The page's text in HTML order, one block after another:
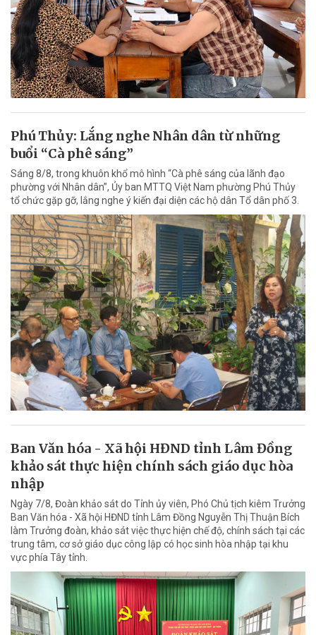
Phú Thủy: Lắng nghe Nhân dân từ những
buổi “Cà phê sáng”
Sáng 8/8, trong khuôn khổ mô hình “Cà phê sáng của lãnh đạo
phường với Nhân dân”, Ủy ban MTTQ Việt Nam phường Phú Thủy
tổ chức gặp gỡ, lắng nghe ý kiến đại diện các hộ dân Tổ dân phố 3.
Ban Văn hóa - Xã hội HĐND tỉnh Lâm Đồng
khảo sát thực hiện chính sách giáo dục hòa
nhập
Ngày 7/8, Đoàn khảo sát do Tỉnh ủy viên, Phó Chủ tịch kiêm Trưởng
Ban Văn hóa - Xã hội HĐND tỉnh Lâm Đồng Nguyễn Thị Thuận Bích
làm Trưởng đoàn, khảo sát việc thực hiện chế độ, chính sách tại các
trung tâm, cơ sở giáo dục công lập có học sinh hòa nhập tại khu
vực phía Tây tỉnh.